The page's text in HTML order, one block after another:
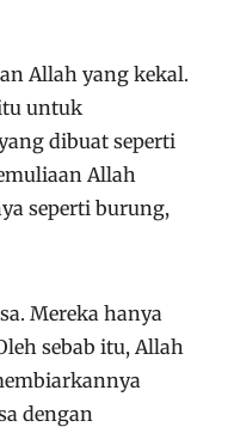
Allah yang kekal.
untuk
dibuat seperti
Allah
seperti burung,
Mereka hanya
sebab itu, Allah
dengan